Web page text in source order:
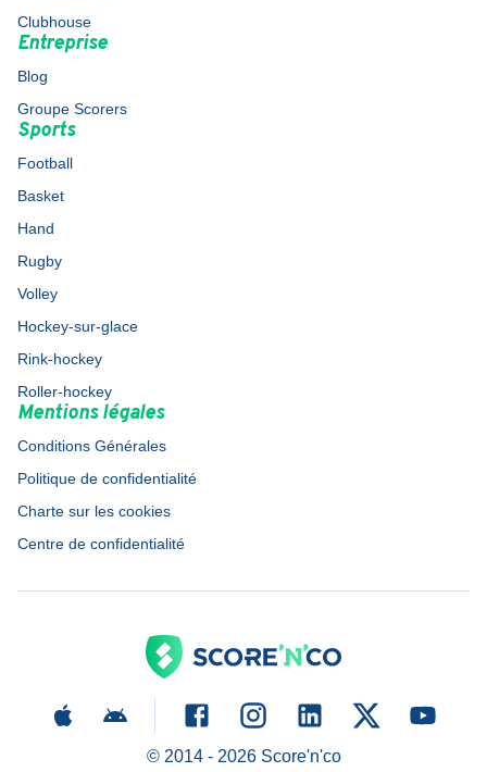
Clubhouse
Entreprise
Blog
Groupe Scorers
Sports
Football
Basket
Hand
Rugby
Volley
Hockey-sur-glace
Rink-hockey
Roller-hockey
Mentions légales
Conditions Générales
Politique de confidentialité
Charte sur les cookies
Centre de confidentialité
© 2014 - 2026Score'n'co